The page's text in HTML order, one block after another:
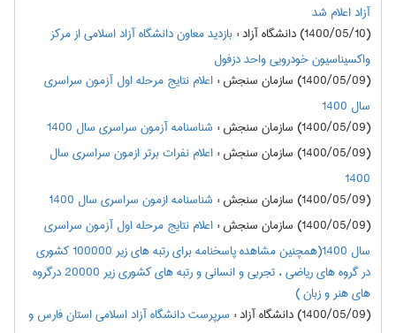
آزاد اعلام شد
(1400/05/10) دانشگاه آزاد
:بازدید معاون دانشگاه آزاد اسلامی از مرکز
واکسیناسیون خودرویی واحد دزفول
(1400/05/09) سازمان سنجش
:اعلام نتايج مرحله اول آزمون سراسري
سال 1400
(1400/05/09) سازمان سنجش
: شناسنامه آزمون سراسری سال 1400
(1400/05/09) سازمان سنجش
:اعلام نفرات برتر ازمون سراسري سال
1400
(1400/05/09) سازمان سنجش
: شناسنامه ازمون سراسري سال 1400
(1400/05/09) سازمان سنجش
:اعلام نتايج مرحله اول آزمون سراسري
سال 1400(همچنین مشاهده پاسخنامه برای رتبه های زیر 100000 کشوری
در گروه های ریاضی ، تجربی و انسانی و رتبه های کشوری زیر 20000 درگروه
های هنر و زبان )
(1400/05/09) دانشگاه آزاد
: سرپرست دانشگاه آزاد اسلامی استان فارس و